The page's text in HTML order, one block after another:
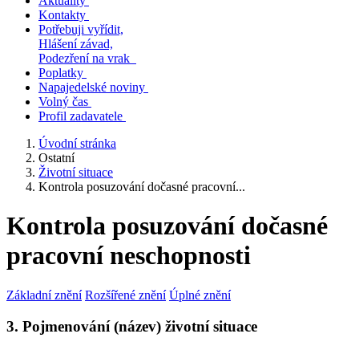
Kontakty
Potřebuji vyřídit,
Hlášení závad,
Podezření na vrak
Poplatky
Napajedelské noviny
Volný čas
Profil zadavatele
Úvodní stránka
Ostatní
Životní situace
Kontrola posuzování dočasné pracovní...
Kontrola posuzování dočasné
pracovní neschopnosti
Základní znění Rozšířené znění Úplné znění
3. Pojmenování (název) životní situace